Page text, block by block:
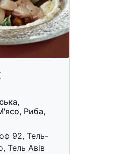
Риба,
92, Тель-
Тель Авів